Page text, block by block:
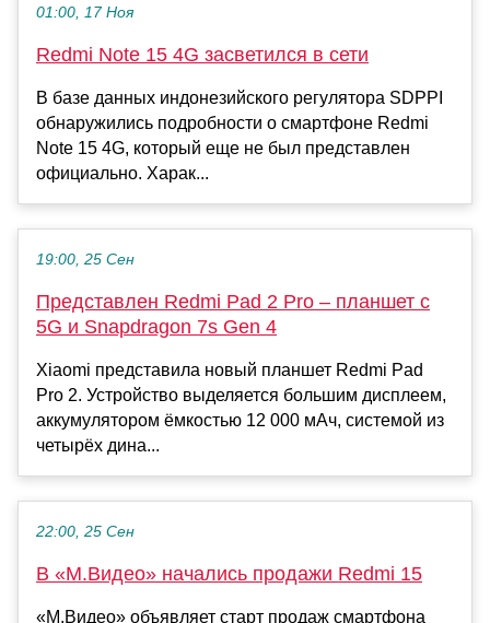
01:00, 17 Ноя
Redmi Note 15 4G засветился в сети
В базе данных индонезийского регулятора SDPPI
обнаружились подробности о смартфоне Redmi
Note 15 4G, который еще не был представлен
официально. Харак...
19:00, 25 Сен
Представлен Redmi Pad 2 Pro – планшет с
5G и Snapdragon 7s Gen 4
Xiaomi представила новый планшет Redmi Pad
Pro 2. Устройство выделяется большим дисплеем,
аккумулятором ёмкостью 12 000 мАч, системой из
четырёх дина...
22:00, 25 Сен
В «М.Видео» начались продажи Redmi 15
«М.Видео» объявляет старт продаж смартфона